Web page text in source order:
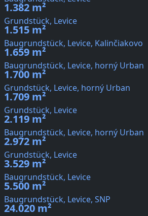
1.382 m²
Grundstück, Levice
1.515 m²
Baugrundstück, Levice, Kalinčiakovo
1.659 m²
Baugrundstück, Levice, horný Urban
1.700 m²
Grundstück, Levice, horný Urban
1.709 m²
Grundstück, Levice
2.119 m²
Baugrundstück, Levice, horný Urban
2.972 m²
Grundstück, Levice
3.529 m²
Baugrundstück, Levice
5.500 m²
Baugrundstück, Levice, SNP
24.020 m²